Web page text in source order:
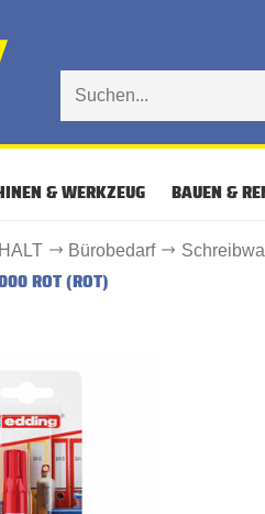
& WERKZEUG BAUEN &
Bürobedarf
ROT (ROT)